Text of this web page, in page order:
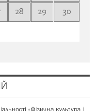
28 29
30
«Фізична культура і